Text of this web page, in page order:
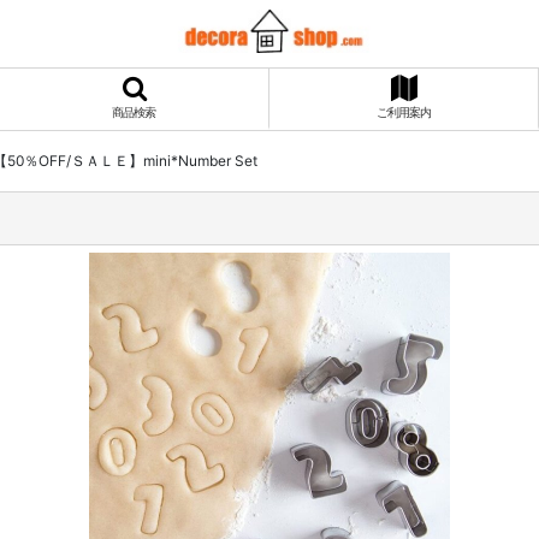
商品検索 ご利用案内
50％OFF/ＳＡＬＥ】mini*Number Set